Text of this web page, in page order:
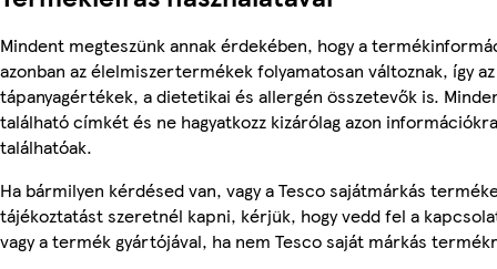
Mindent megteszünk annak érdekében, hogy a
azonban az élelmiszertermékek folyamatosan változnak, így
tápanyagértékek, a dietetikai és allergén összetevők is.
található címkét és ne hagyatkozz kizárólag azon
találhatóak.
Ha bármilyen kérdésed van, vagy a Tesco sajátmárkás
tájékoztatást szeretnél kapni, kérjük, hogy vedd fel a
vagy a termék gyártójával, ha nem Tesco saját márkás